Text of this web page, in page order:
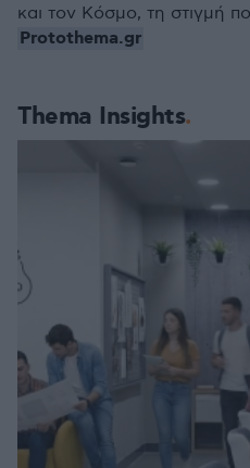
Thema Insights
και τον Κόσμο, τη στιγμή
Protothema.gr